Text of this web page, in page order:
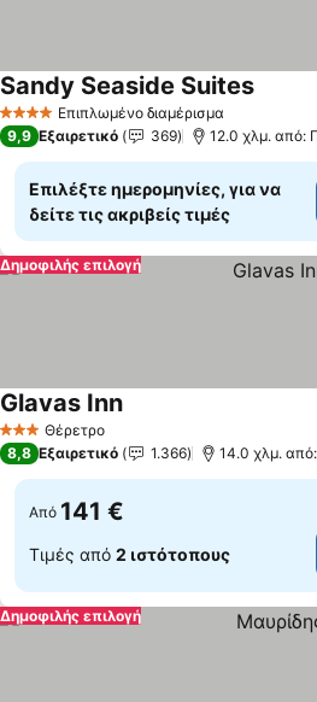
4 ΑστέριαΕπιπλωμένο διαμέρισμα
Sandy Seaside Suites
9,9 Εξαιρετικό 369 12.0 χλμ. από:
Επιλέξτε ημερομηνίες, για να
δείτε τις ακριβείς τιμές
Δημοφιλής επιλογή
3 ΑστέριαΘέρετρο
Glavas Inn
8,8 Εξαιρετικό 1.366 14.0 χλμ. από:
Από 141 €
Τιμές από 2 ιστότοπους
Δημοφιλής επιλογή